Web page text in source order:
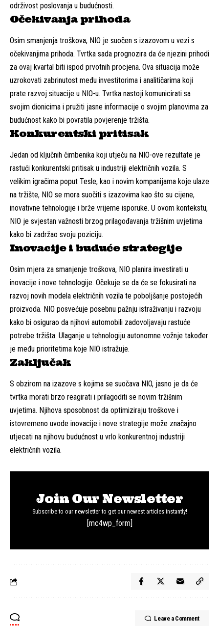
održivost poslovanja u budućnosti.
Očekivanja prihoda
Osim smanjenja troškova, NIO je suočen s izazovom u vezi s
očekivanjima prihoda. Tvrtka sada prognozira da će njezini prihodi
za ovaj kvartal biti ispod prvotnih procjena. Ova situacija može
uzrokovati zabrinutost među investitorima i analitičarima koji
prate razvoj situacije u NIO-u. Tvrtka nastoji komunicirati sa
svojim dionicima i pružiti jasne informacije o svojim planovima za
budućnost kako bi povratila povjerenje tržišta.
Konkurentski pritisak
Jedan od ključnih čimbenika koji utječu na NIO-ove rezultate je
rastući konkurentski pritisak u industriji električnih vozila. S
velikim igračima poput Tesle, kao i novim kompanijama koje ulaze
na tržište, NIO se mora suočiti s izazovima kao što su cijene,
inovativne tehnologije i brže vrijeme isporuke. U ovom kontekstu,
NIO je svjestan važnosti brzog prilagođavanja tržišnim uvjetima
kako bi zadržao svoju poziciju.
Inovacije i buduće strategije
Osim mjera za smanjenje troškova, NIO planira investirati u
inovacije i nove tehnologije. Očekuje se da će se fokusirati na
razvoj novih modela električnih vozila te poboljšanje postojećih
proizvoda. NIO posvećuje posebnu pažnju istraživanju i razvoju
kako bi osigurao da njihovi automobili zadovoljavaju rastuće
potrebe tržišta. Ulaganje u tehnologiju autonomne vožnje također
je među prioritetima koje NIO istražuje.
Zaključak
S obzirom na izazove s kojima se suočava NIO, jasno je da će
tvrtka morati brzo reagirati i prilagoditi se novim tržišnim
uvjetima. Njihova sposobnost da optimiziraju troškove i
istovremeno uvode inovacije i nove strategije može značajno
utjecati na njihovu budućnost u vrlo konkurentnoj industriji
električnih vozila.
Join Our Newsletter
Subscribe to our newsletter to get our newest articles instantly!
[mc4wp_form]
Leave a Comment